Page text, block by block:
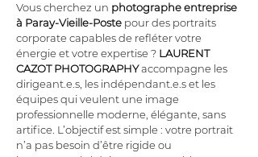
Vous cherchez un photographe entreprise
à Paray-Vieille-Poste pour des portraits
corporate capables de refléter votre
énergie et votre expertise ? LAURENT
CAZOT PHOTOGRAPHY accompagne les
dirigeant.e.s, les indépendant.e.s et les
équipes qui veulent une image
professionnelle moderne, élégante, sans
artifice. L’objectif est simple : votre portrait
n’a pas besoin d’être rigide ou